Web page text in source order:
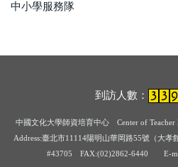
中小學服務隊
到訪人數：
中國文化大學師資培育中心 Center of
Address:臺北市11114陽明山華岡路55號（大
#43705 FAX:(02)2862-6440 E-